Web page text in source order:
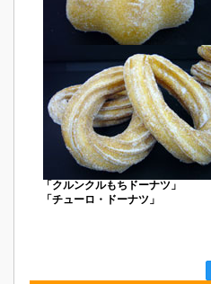
「クルンクルもちドーナツ」
「チューロ・ドーナツ」